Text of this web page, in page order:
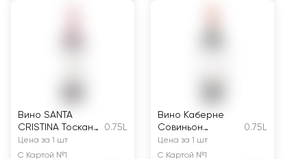
Вино SANTA
CRISTINA Тоскана
ординарное
красное сухое
0.75L
Цена за 1 шт
С Картой №1
Вино Каберне
Совиньон
ординарное
красное
0.75L
Цена за 1 шт
С Картой №1